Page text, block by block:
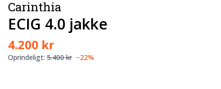
Carinthia
ECIG 4.0 jakke
4.200 kr
Oprindeligt: 5.400 kr −22%